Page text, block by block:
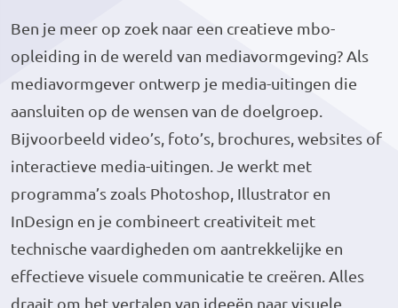
Ben je meer op zoek naar een creatieve mbo-
opleiding in de wereld van mediavormgeving? Als
mediavormgever ontwerp je media-uitingen die
aansluiten op de wensen van de doelgroep.
Bijvoorbeeld video’s, foto’s, brochures, websites of
interactieve media-uitingen. Je werkt met
programma’s zoals Photoshop, Illustrator en
InDesign en je combineert creativiteit met
technische vaardigheden om aantrekkelijke en
effectieve visuele communicatie te creëren. Alles
draait om het vertalen van ideeën naar visuele